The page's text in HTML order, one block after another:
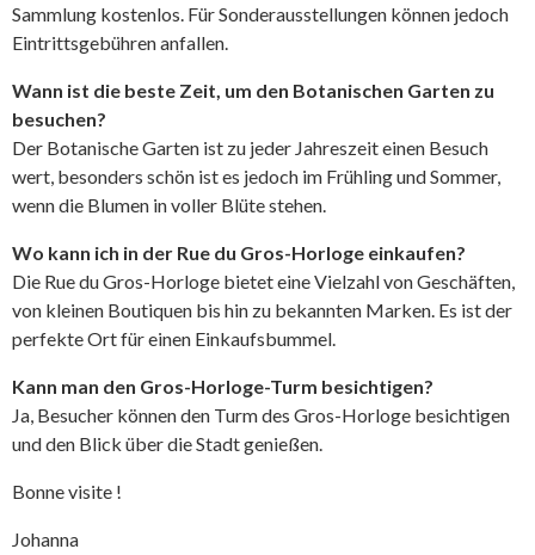
Sammlung kostenlos. Für Sonderausstellungen können jedoch
Eintrittsgebühren anfallen.
Wann ist die beste Zeit, um den Botanischen Garten zu
besuchen?
Der Botanische Garten ist zu jeder Jahreszeit einen Besuch
wert, besonders schön ist es jedoch im Frühling und Sommer,
wenn die Blumen in voller Blüte stehen.
Wo kann ich in der Rue du Gros-Horloge einkaufen?
Die Rue du Gros-Horloge bietet eine Vielzahl von Geschäften,
von kleinen Boutiquen bis hin zu bekannten Marken. Es ist der
perfekte Ort für einen Einkaufsbummel.
Kann man den Gros-Horloge-Turm besichtigen?
Ja, Besucher können den Turm des Gros-Horloge besichtigen
und den Blick über die Stadt genießen.
Bonne visite !
Johanna